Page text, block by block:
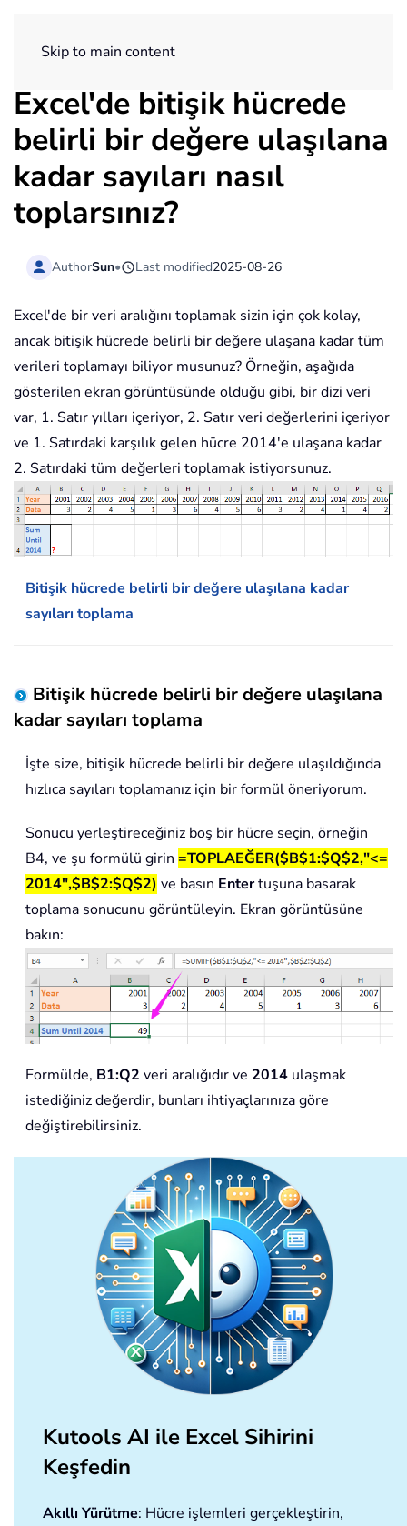
Skip to main content
Excel'de bitişik hücrede
belirli bir değere ulaşılana
kadar sayıları nasıl
toplarsınız?
AuthorSun• Last modified2025-08-26
Excel'de bir veri aralığını toplamak sizin için çok kolay,
ancak bitişik hücrede belirli bir değere ulaşana kadar tüm
verileri toplamayı biliyor musunuz? Örneğin, aşağıda
gösterilen ekran görüntüsünde olduğu gibi, bir dizi veri
var, 1. Satır yılları içeriyor, 2. Satır veri değerlerini içeriyor
ve 1. Satırdaki karşılık gelen hücre 2014'e ulaşana kadar
2. Satırdaki tüm değerleri toplamak istiyorsunuz.
Bitişik hücrede belirli bir değere ulaşılana kadar
sayıları toplama
Bitişik hücrede belirli bir değere ulaşılana
kadar sayıları toplama
İşte size, bitişik hücrede belirli bir değere ulaşıldığında
hızlıca sayıları toplamanız için bir formül öneriyorum.
Sonucu yerleştireceğiniz boş bir hücre seçin, örneğin
B4, ve şu formülü girin =TOPLAEĞER($B$1:$Q$2,"<=
2014",$B$2:$Q$2) ve basın Entertuşuna basarak
toplama sonucunu görüntüleyin. Ekran görüntüsüne
bakın:
Formülde, B1:Q2 veri aralığıdır ve 2014 ulaşmak
istediğiniz değerdir, bunları ihtiyaçlarınıza göre
değiştirebilirsiniz.
Kutools AI ile Excel Sihirini
Keşfedin
Akıllı Yürütme: Hücre işlemleri gerçekleştirin,